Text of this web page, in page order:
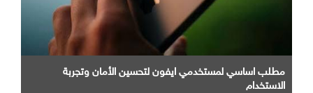
مطلب اساسي لمستخدمي ايفون لتحسين الأمان وتجربة
الاستخدام